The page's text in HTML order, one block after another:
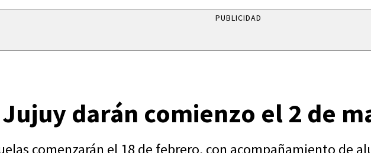
PUBLICIDAD
darán comienzo el 2 de
comenzarán el 18 de febrero, con acompañamiento de